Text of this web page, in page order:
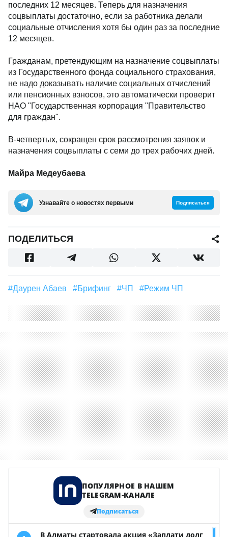
последних 12 месяцев. Теперь для назначения
соцвыплаты достаточно, если за работника делали
социальные отчисления хотя бы один раз за последние
12 месяцев.
Гражданам, претендующим на назначение соцвыплаты
из Государственного фонда социального страхования,
не надо доказывать наличие социальных отчислений
или пенсионных взносов, это автоматически проверит
НАО "Государственная корпорация "Правительство
для граждан".
В-четвертых, сокращен срок рассмотрения заявок и
назначения соцвыплаты с семи до трех рабочих дней.
Майра Медеубаева
Узнавайте о новостях первыми Подписаться
ПОДЕЛИТЬСЯ
#Даурен Абаев #Брифинг #ЧП #режим ЧП